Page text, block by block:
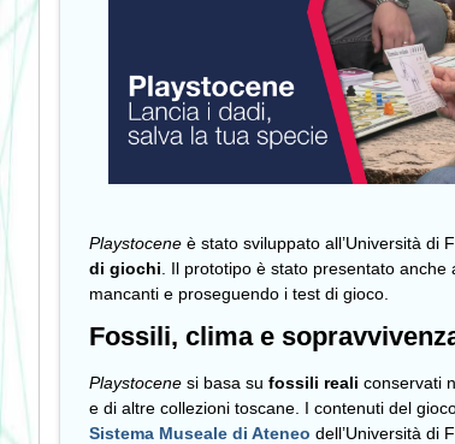
Playstocene è stato sviluppato all’Università di
di giochi . Il prototipo è stato presentato anche
mancanti e proseguendo i test di gioco.
Fossili, clima e
Playstocene si basa su fossili reali conservati
e di altre collezioni toscane. I contenuti del
Sistema Museale di Ateneo dell’Università di